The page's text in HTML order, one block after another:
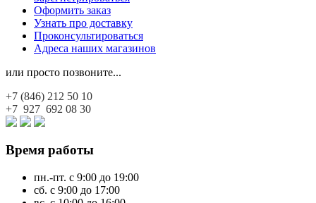
Оформить заказ
Узнать про доставку
Проконсультироваться
Адреса наших магазинов
или просто позвоните...
+7 (846) 212 50 10
+7 927 692 08 30
Время работы
пн.-пт. с 9:00 до 19:00
сб. с 9:00 до 17:00